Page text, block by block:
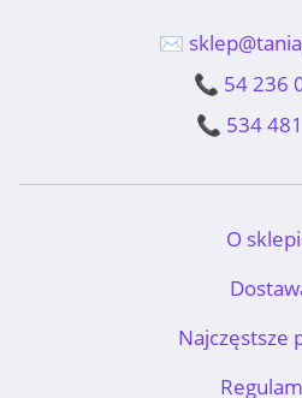
✉️
📞 54 236
📞 534
O
Najczęstsze